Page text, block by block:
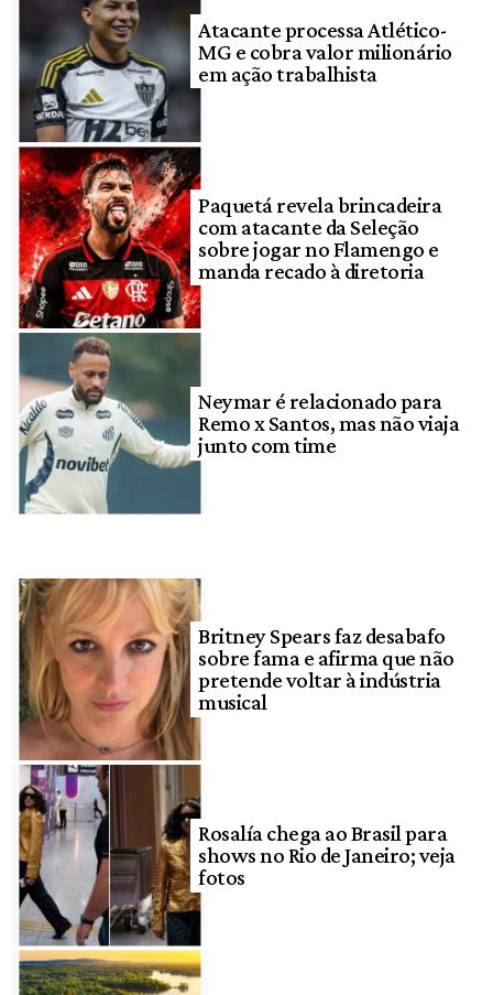
Atacante processa Atlético-
MG e cobra valor milionário
em ação trabalhista
Paquetá revela brincadeira
com atacante da Seleção
sobre jogar no Flamengo e
manda recado à diretoria
Neymar é relacionado para
Remo x Santos, mas não viaja
junto com time
Britney Spears faz desabafo
sobre fama e afirma que não
pretende voltar à indústria
musical
Rosalía chega ao Brasil para
shows no Rio de Janeiro; veja
fotos